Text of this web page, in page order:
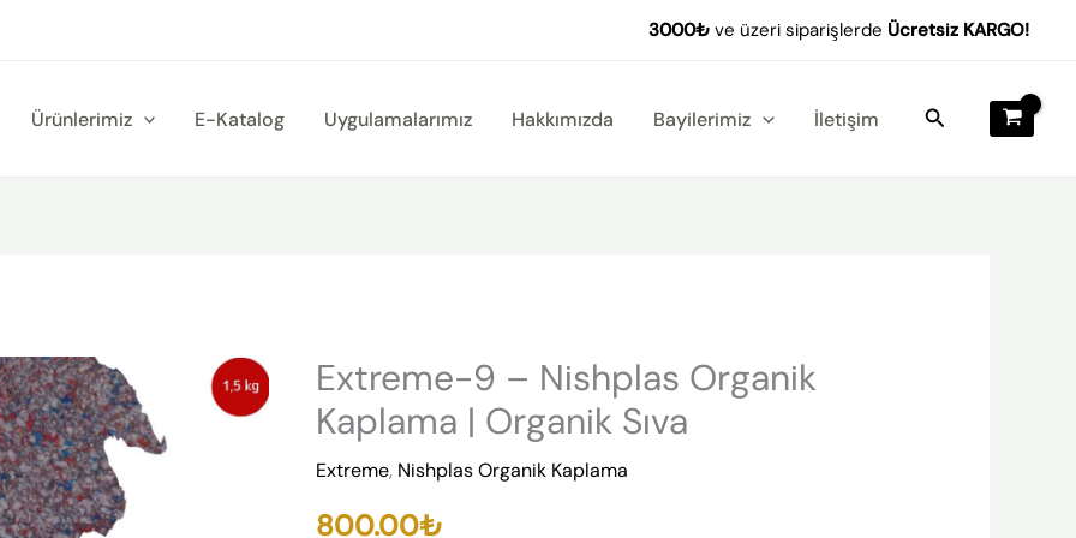
3000₺ ve üzeri siparişlerde Ücretsiz KARGO!
Ürünlerimiz E-Katalog Uygulamalarımız Hakkımızda Bayilerimiz İletişim Arama
Extreme-9 – Nishplas Organik
Kaplama | Organik Sıva
Extreme, Nishplas Organik Kaplama
800.00₺
Extreme-
9
Nishplas
Organik
Nishplas